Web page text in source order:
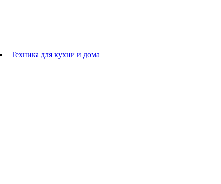
Техника для кухни и дома